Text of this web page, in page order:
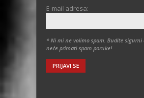
E-mail adresa:
* Ni mi ne volimo spam. Budite sigurni
neće primati spam poruke!